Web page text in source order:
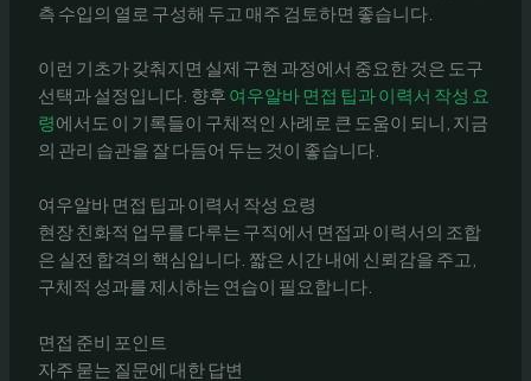
측 수입의 열로 구성해 두고 매주 검토하면 좋습니다.
이런 기초가 갖춰지면 실제 구현 과정에서 중요한 것은 도구
선택과 설정입니다. 향후 여우알바 면접 팁과 이력서 작성 요
령에서도 이 기록들이 구체적인 사례로 큰 도움이 되니, 지금
의 관리 습관을 잘 다듬어 두는 것이 좋습니다.
여우알바 면접 팁과 이력서 작성 요령
현장 친화적 업무를 다루는 구직에서 면접과 이력서의 조합
은 실전 합격의 핵심입니다. 짧은 시간 내에 신뢰감을 주고,
구체적 성과를 제시하는 연습이 필요합니다.
면접 준비 포인트
자주 묻는 질문에 대한 답변